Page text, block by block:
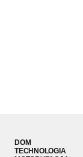
DOM
TECHNOLOGIA